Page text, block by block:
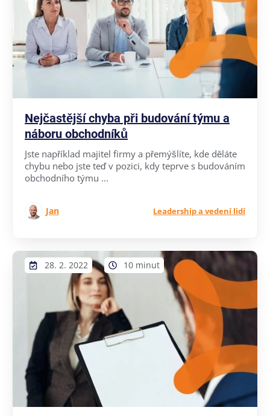
Nejčastější chyba při budování týmu a
náboru obchodníků
Jste například majitel firmy a přemýšlíte, kde děláte
chybu nebo jste teď v pozici, kdy teprve s budováním
obchodního týmu ...
Jan Leadership a vedení lidí
28. 2. 2022 10 minut